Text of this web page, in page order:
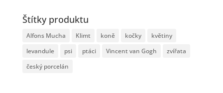
Štítky produktu
Alfons Mucha Klimt koně kočky
květiny
levandule
psi ptáci Vincent van Gogh
zvířata
český porcelán